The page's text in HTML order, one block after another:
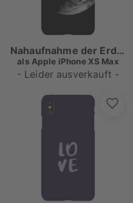
Nahaufnahme der Erde in SW
als Apple iPhone XS Max
- Leider ausverkauft -